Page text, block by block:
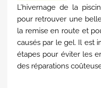
L’hivernage de la
pour retrouver une
la remise en route et
causés par le gel. Il est
étapes pour éviter les
des réparations